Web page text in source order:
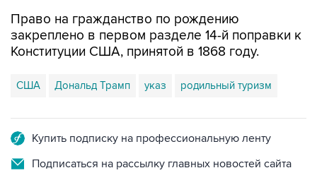
Право на гражданство по рождению
закреплено в первом разделе 14-й поправки к
Конституции США, принятой в 1868 году.
США Дональд Трамп указ родильный туризм
Купить подписку на профессиональную ленту
Подписаться на рассылку главных новостей сайта